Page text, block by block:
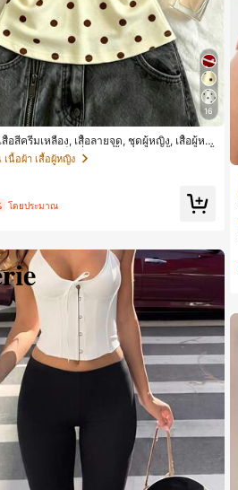
16
สื้อสีครีมเหลือง, เสื้อลายจุด, ชุดผู้หญิง, เสื้อผู้หญิ
ำลอง, กำลังเป็นที่นิยม, เสื้อแฟชั่น, เสื้อ Y2k, เสื้
หรูหรา, เสื้อคล้องคอ, เสื้อเซ็กซี่, เสื้อเปิดหลัง,
เนื้อผ้า เสื้อผู้หญิง
โดยประมาณ